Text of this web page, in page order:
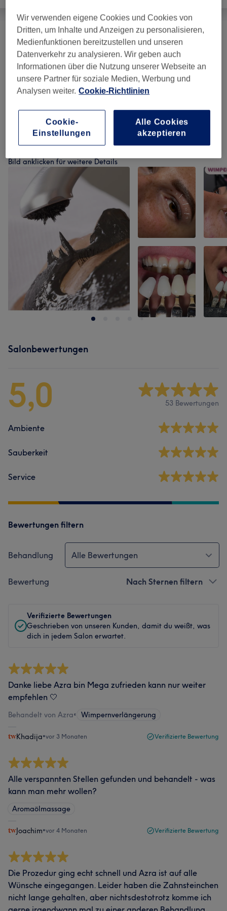
Gesichtsbehandlungen (17) ab 39 €
Augenbrauen & Wimpernbehandlungen (4) ab 15 €
Make-Up ( 6)
Bild anklicken für weitere Details
Salonbewertungen
5,0 53 Bewertungen
Ambiente
Sauberkeit
Service
Bewertungen filtern
Behandlung Alle Bewertungen
Bewertung Nach Sternen filtern
Verifizierte Bewertungen
Geschrieben von unseren Kunden, damit du weißt, was
dich in jedem Salon erwartet.
Danke liebe Azra bin Mega zufrieden kann nur weiter
empfehlen 🤍
Behandelt von Azra• Wimpernverlängerung
Khadija•vor 3 Monaten Verifizierte Bewertung
Alle verspannten Stellen gefunden und behandelt - was
kann man mehr wollen?
Aromaölmassage
Joachim•vor 4 Monaten Verifizierte Bewertung
Die Prozedur ging echt schnell und Azra ist auf alle
Wünsche eingegangen. Leider haben die Zahnsteinchen
nicht lange gehalten, aber nichtsdestotrotz komme ich
Wir verwenden eigene Cookies und Cookies von
Dritten, um Inhalte und Anzeigen zu personalisieren,
Medienfunktionen bereitzustellen und unseren
Datenverkehr zu analysieren. Wir geben auch
Informationen über die Nutzung unserer Webseite an
unsere Partner für soziale Medien, Werbung und
Analysen weiter. Cookie-Richtlinien
Cookie-
Einstellungen
Alle Cookies
akzeptieren